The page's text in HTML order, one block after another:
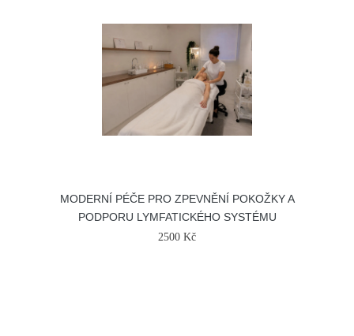
MODERNÍ PÉČE PRO ZPEVNĚNÍ POKOŽKY A
PODPORU LYMFATICKÉHO SYSTÉMU
2500 Kč